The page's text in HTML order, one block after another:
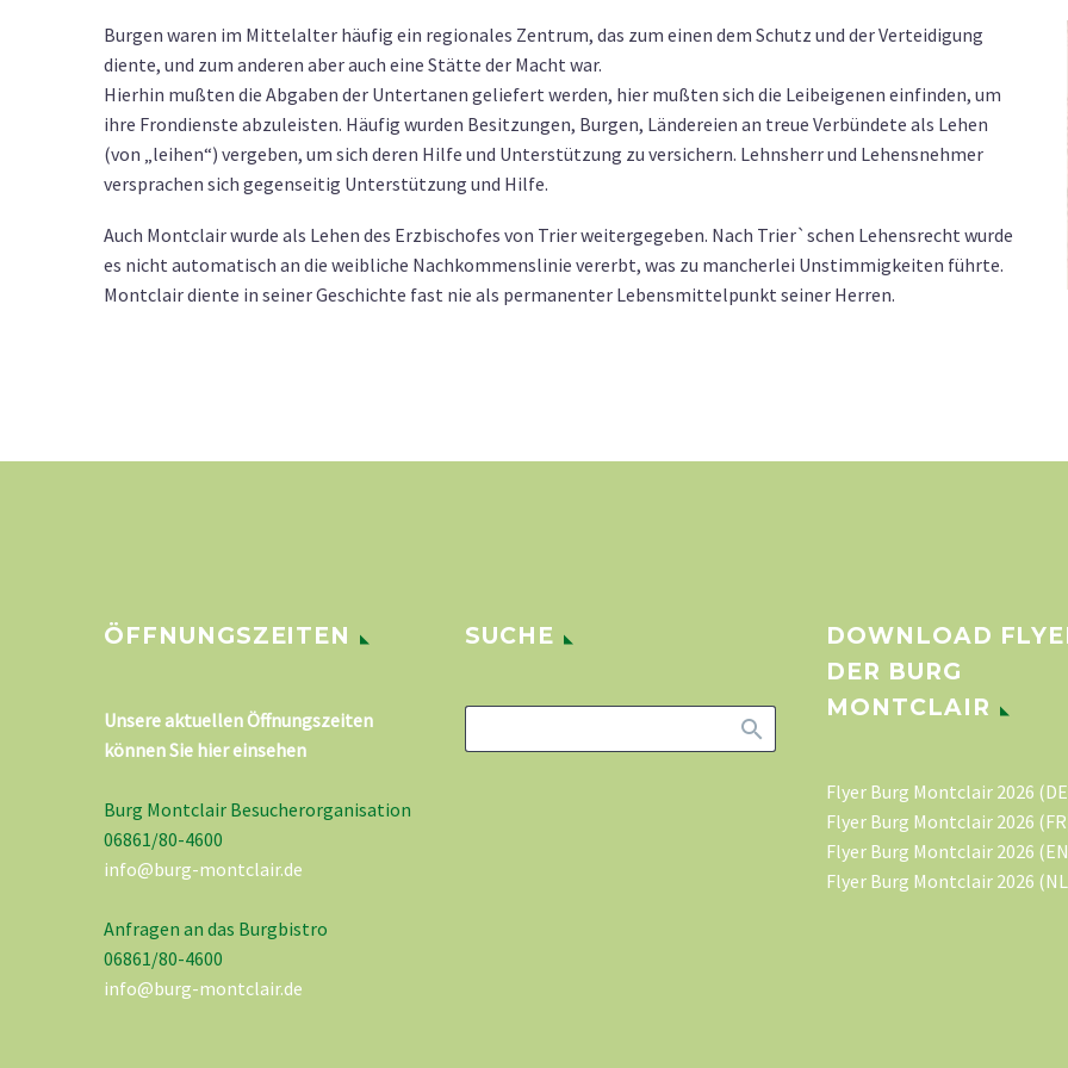
Burgen waren im Mittelalter häufig ein regionales Zentrum, das zum einen dem Schutz und der Verteidigung
diente, und zum anderen aber auch eine Stätte der Macht war.
Hierhin mußten die Abgaben der Untertanen geliefert werden, hier mußten sich die Leibeigenen einfinden, um
ihre Frondienste abzuleisten. Häufig wurden Besitzungen, Burgen, Ländereien an treue Verbündete als Lehen
(von „leihen“) vergeben, um sich deren Hilfe und Unterstützung zu versichern. Lehnsherr und Lehensnehmer
versprachen sich gegenseitig Unterstützung und Hilfe.
Auch Montclair wurde als Lehen des Erzbischofes von Trier weitergegeben. Nach Trier`schen Lehensrecht wurde
es nicht automatisch an die weibliche Nachkommenslinie vererbt, was zu mancherlei Unstimmigkeiten führte.
Montclair diente in seiner Geschichte fast nie als permanenter Lebensmittelpunkt seiner Herren.
ÖFFNUNGSZEITEN
Unsere aktuellen Öffnungszeiten
können Sie hier einsehen
Burg Montclair Besucherorganisation
06861/80-4600
info@burg-montclair.de
Anfragen an das Burgbistro
06861/80-4600
info@burg-montclair.de
SUCHE
DOWNLOAD
DER BURG
MONTCLAIR
Flyer Burg Montclair 2026
Flyer Burg Montclair 2026
Flyer Burg Montclair 2026
Flyer Burg Montclair 2026